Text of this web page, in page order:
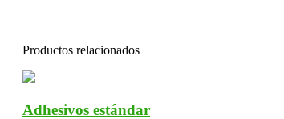
Productos relacionados
Adhesivos estándar